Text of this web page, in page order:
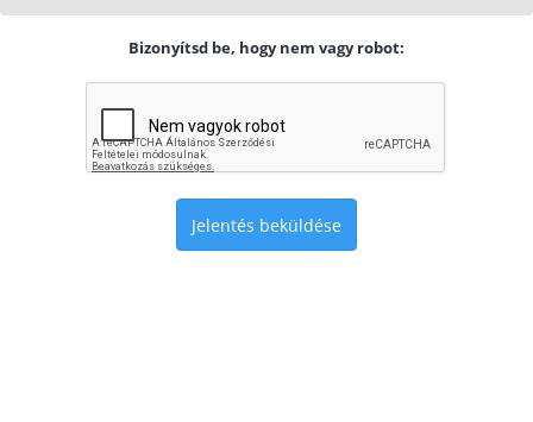
Bizonyítsd be, hogy nem vagy robot:
Jelentés beküldése